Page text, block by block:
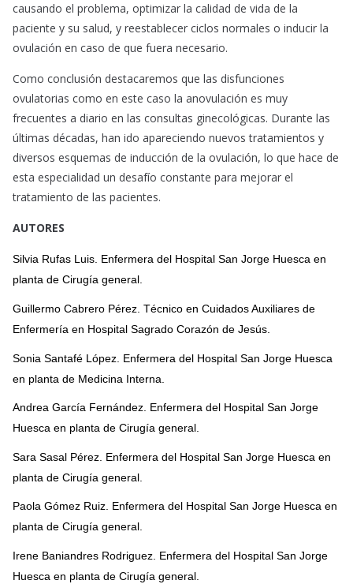
causando el problema, optimizar la calidad de vida de la
paciente y su salud, y reestablecer ciclos normales o inducir la
ovulación en caso de que fuera necesario.
Como conclusión destacaremos que las disfunciones
ovulatorias como en este caso la anovulación es muy
frecuentes a diario en las consultas ginecológicas. Durante las
últimas décadas, han ido apareciendo nuevos tratamientos y
diversos esquemas de inducción de la ovulación, lo que hace de
esta especialidad un desafío constante para mejorar el
tratamiento de las pacientes.
AUTORES
Silvia Rufas Luis. Enfermera del Hospital San Jorge Huesca en
planta de Cirugía general.
Guillermo Cabrero Pérez. Técnico en Cuidados Auxiliares de
Enfermería en Hospital Sagrado Corazón de Jesús.
Sonia Santafé López. Enfermera del Hospital San Jorge Huesca
en planta de Medicina Interna.
Andrea García Fernández. Enfermera del Hospital San Jorge
Huesca en planta de Cirugía general.
Sara Sasal Pérez. Enfermera del Hospital San Jorge Huesca en
planta de Cirugía general.
Paola Gómez Ruiz. Enfermera del Hospital San Jorge Huesca en
planta de Cirugía general.
Irene Baniandres Rodriguez. Enfermera del Hospital San Jorge
Huesca en planta de Cirugía general.